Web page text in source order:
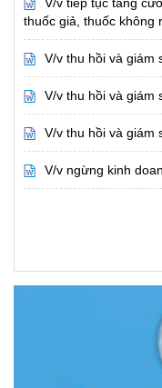
thuốc giả, thuốc không
V/v thu hồi và giám
V/v thu hồi và giám
V/v thu hồi và giám
V/v ngừng kinh